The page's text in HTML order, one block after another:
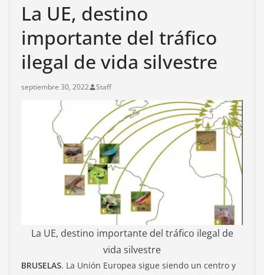
La UE, destino
importante del tráfico
ilegal de vida silvestre
septiembre 30, 2022 Staff
La UE, destino importante del tráfico ilegal de
vida silvestre
BRUSELAS. La Unión Europea sigue siendo un centro y